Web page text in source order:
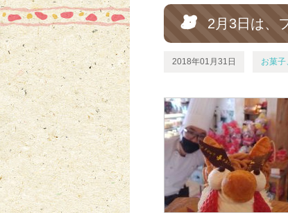
2月3日は、
2018年01月31日 お菓子